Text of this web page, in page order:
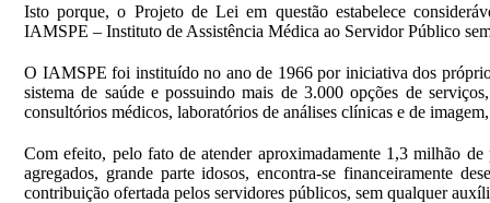
Isto porque, o Projeto de Lei em questão estabelece
IAMSPE – Instituto de Assistência Médica ao Servidor Público
O IAMSPE foi instituído no ano de 1966 por iniciativa dos
sistema de saúde e possuindo mais de 3.000 opções de
consultórios médicos, laboratórios de análises clínicas e de
Com efeito, pelo fato de atender aproximadamente 1,3 milhão de
agregados, grande parte idosos, encontra-se financeiramente
contribuição ofertada pelos servidores públicos, sem qualquer